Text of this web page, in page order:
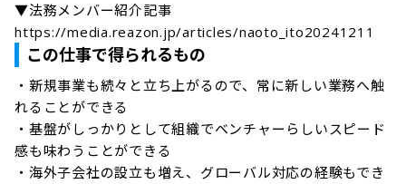
▼法務メンバー紹介記事
https://media.reazon.jp/articles/naoto_ito20241211
この仕事で得られるもの
・新規事業も続々と立ち上がるので、常に新しい業務へ触
れることができる
・基盤がしっかりとして組織でベンチャーらしいスピード
感も味わうことができる
・海外子会社の設立も増え、グローバル対応の経験もでき